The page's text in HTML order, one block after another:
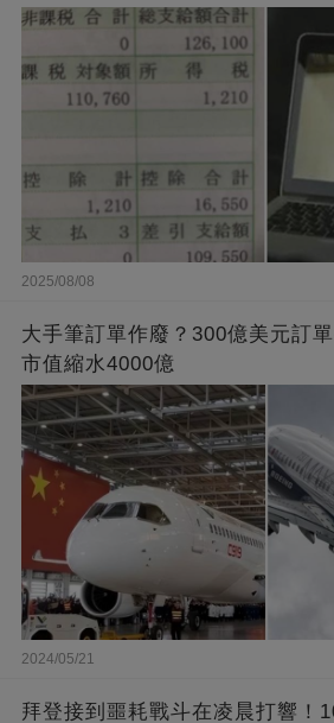
2025/08/08
大手筆訂單作廢？300億美元訂
市值縮水4000億
2024/05/21
拜登接到噩耗戰斗在凌晨打響！